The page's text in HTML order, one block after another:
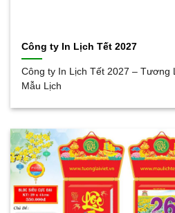
Công ty In Lịch Tết 2027
Công ty In Lịch Tết 2027 – Tương
Mẫu Lịch